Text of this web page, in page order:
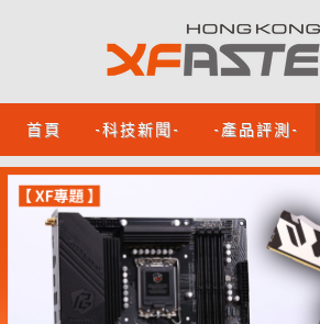
首頁 -科技新聞- -產品評測-